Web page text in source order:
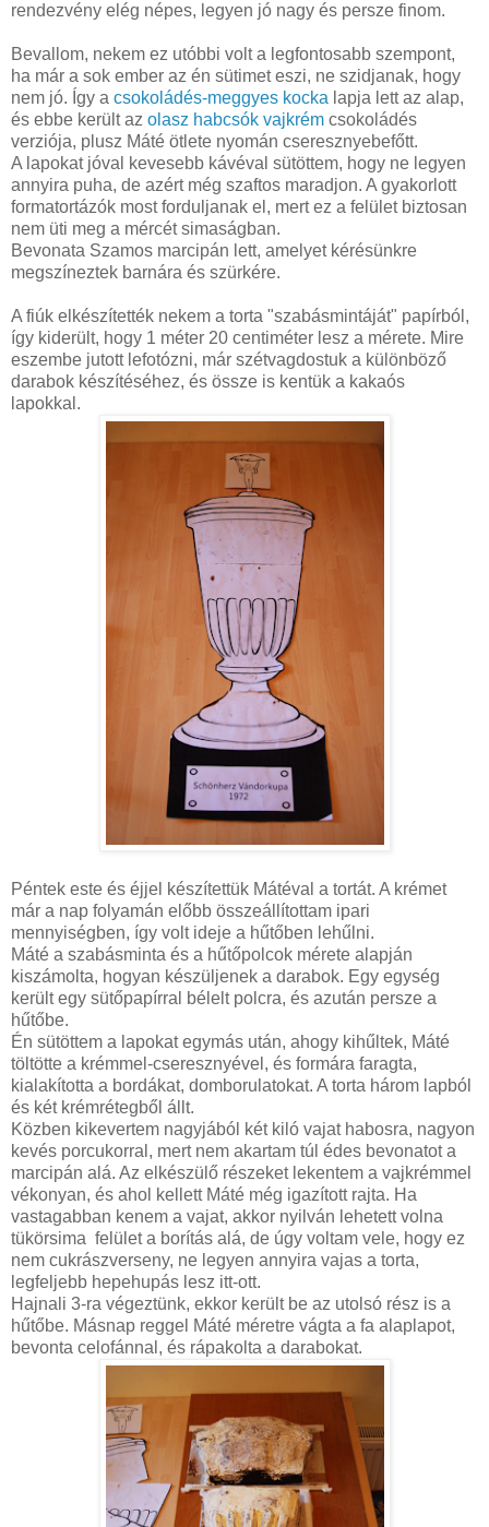
rendezvény elég népes, legyen jó nagy és persze finom.
Bevallom, nekem ez utóbbi volt a legfontosabb szempont,
ha már a sok ember az én sütimet eszi, ne szidjanak, hogy
nem jó. Így a csokoládés-meggyes kocka lapja lett az alap,
és ebbe került az olasz habcsók vajkrém csokoládés
verziója, plusz Máté ötlete nyomán cseresznyebefőtt.
A lapokat jóval kevesebb kávéval sütöttem, hogy ne legyen
annyira puha, de azért még szaftos maradjon. A gyakorlott
formatortázók most forduljanak el, mert ez a felület biztosan
nem üti meg a mércét simaságban.
Bevonata Szamos marcipán lett, amelyet kérésünkre
megszíneztek barnára és szürkére.
A fiúk elkészítették nekem a torta "szabásmintáját" papírból,
így kiderült, hogy 1 méter 20 centiméter lesz a mérete. Mire
eszembe jutott lefotózni, már szétvagdostuk a különböző
darabok készítéséhez, és össze is kentük a kakaós
lapokkal.
Péntek este és éjjel készítettük Mátéval a tortát. A krémet
már a nap folyamán előbb összeállítottam ipari
mennyiségben, így volt ideje a hűtőben lehűlni.
Máté a szabásminta és a hűtőpolcok mérete alapján
kiszámolta, hogyan készüljenek a darabok. Egy egység
került egy sütőpapírral bélelt polcra, és azután persze a
hűtőbe.
Én sütöttem a lapokat egymás után, ahogy kihűltek, Máté
töltötte a krémmel-cseresznyével, és formára faragta,
kialakította a bordákat, domborulatokat. A torta három lapból
és két krémrétegből állt.
Közben kikevertem nagyjából két kiló vajat habosra, nagyon
kevés porcukorral, mert nem akartam túl édes bevonatot a
marcipán alá. Az elkészülő részeket lekentem a vajkrémmel
vékonyan, és ahol kellett Máté még igazított rajta. Ha
vastagabban kenem a vajat, akkor nyilván lehetett volna
tükörsima felület a borítás alá, de úgy voltam vele, hogy ez
nem cukrászverseny, ne legyen annyira vajas a torta,
legfeljebb hepehupás lesz itt-ott.
Hajnali 3-ra végeztünk, ekkor került be az utolsó rész is a
hűtőbe. Másnap reggel Máté méretre vágta a fa alaplapot,
bevonta celofánnal, és rápakolta a darabokat.